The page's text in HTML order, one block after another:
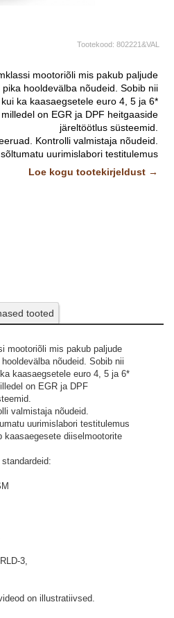
Tootekood: 802221&VAL
mootoriõli mis pakub paljude
hooldevälba nõudeid. Sobib nii
ka kaasaegsetele euro 4, 5 ja 6*
on EGR ja DPF heitgaaside
järeltöötlus süsteemid.
Kontrolli valmistaja nõudeid.
uurimislabori testitulemus
kaasaegesete diiselmootorite kuni
1% kütusesäästu.
Mack EO-O Premium Plus
Loe kogu tootekirjeldust →
tooted
mootoriõli mis pakub paljude
nõudeid. Sobib nii
kaasaegsetele euro 4, 5 ja 6*
on EGR ja DPF
valmistaja nõudeid.
uurimislabori testitulemus
diiselmootorite
3,
on illustratiivsed.